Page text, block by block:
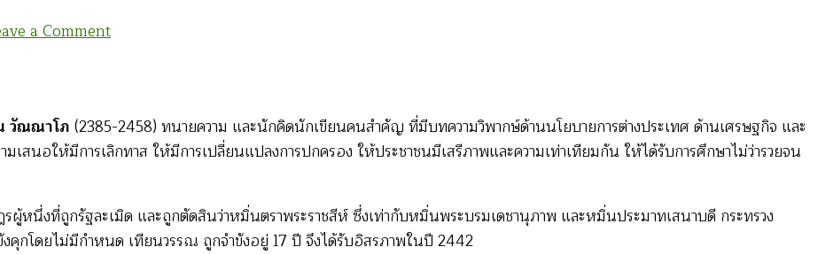
a Commenton
มา
ก่อน
วัณณาโภ (2385-2458) ทนายความ และนักคิดนักเขียนคนสำคัญ ที่มีบทความวิพากษ์ด้านนโยบายการต่างประเทศ ด้านเศรษฐกิจ และ
เสนอให้มีการเลิกทาส ให้มีการเปลี่ยนแปลงการปกครอง ให้ประชาชนมีเสรีภาพและความเท่าเทียมกัน ให้ได้รับการศึกษาไม่ว่ารวยจน
นึ่งที่ถูกรัฐละเมิด และถูกตัดสินว่าหมิ่นตราพระราชสีห์ ซึ่งเท่ากับหมิ่นพระบรมเดชานุภาพ และหมิ่นประมาทเสนาบดี กระทรวง
คุกโดยไม่มีกำหนด เทียนวรรณ ถูกจำขังอยู่ 17 ปี จึงได้รับอิสรภาพในปี 2442